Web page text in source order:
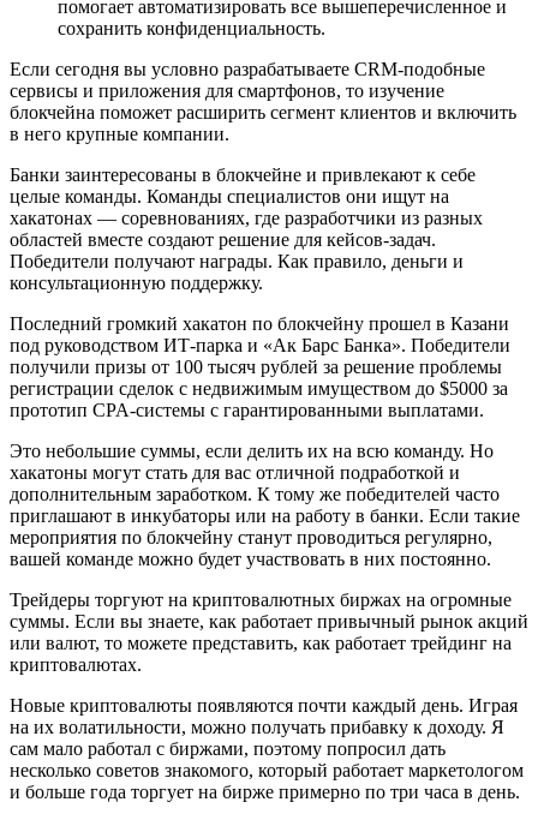
помогает автоматизировать все вышеперечисленное и
сохранить конфиденциальность.
Если сегодня вы условно разрабатываете CRM-подобные
сервисы и приложения для смартфонов, то изучение
блокчейна поможет расширить сегмент клиентов и включить
в него крупные компании.
Банки заинтересованы в блокчейне и привлекают к себе
целые команды. Команды специалистов они ищут на
хакатонах — соревнованиях, где разработчики из разных
областей вместе создают решение для кейсов-задач.
Победители получают награды. Как правило, деньги и
консультационную поддержку.
Последний громкий хакатон по блокчейну прошел в Казани
под руководством ИТ-парка и «Ак Барс Банка». Победители
получили призы от 100 тысяч рублей за решение проблемы
регистрации сделок с недвижимым имуществом до $5000 за
прототип CPA-системы с гарантированными выплатами.
Это небольшие суммы, если делить их на всю команду. Но
хакатоны могут стать для вас отличной подработкой и
дополнительным заработком. К тому же победителей часто
приглашают в инкубаторы или на работу в банки. Если такие
мероприятия по блокчейну станут проводиться регулярно,
вашей команде можно будет участвовать в них постоянно.
Трейдеры торгуют на криптовалютных биржах на огромные
суммы. Если вы знаете, как работает привычный рынок акций
или валют, то можете представить, как работает трейдинг на
криптовалютах.
Новые криптовалюты появляются почти каждый день. Играя
на их волатильности, можно получать прибавку к доходу. Я
сам мало работал с биржами, поэтому попросил дать
несколько советов знакомого, который работает маркетологом
и больше года торгует на бирже примерно по три часа в день.